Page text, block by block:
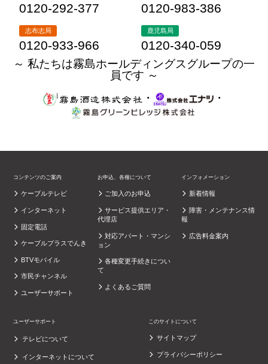
0120-292-377 0120-983-386
志布志局
0120-933-966
鹿児島局
0120-340-059
～ 私たちは霧島ホールディングスグループの一
員です ～
・
・
コンテンツのご案内
ケーブルテレビ
インターネット
固定電話
ケーブルプラスでんき
BTVモバイル
市民チャンネル
ユーザーサポート
お申込、各種について
ご加入のお申込
サービス提供エリア・
代理店
対応アパート・マンシ
ョン
各種変更手続きについ
て
よくあるご質問
インフォメーション
新着情報
障害・メンテナンス情
報
広告料金案内
ユーザーサポート
テレビについて
インターネットについて
このサイトについて
サイトマップ
プライバシーポリシー